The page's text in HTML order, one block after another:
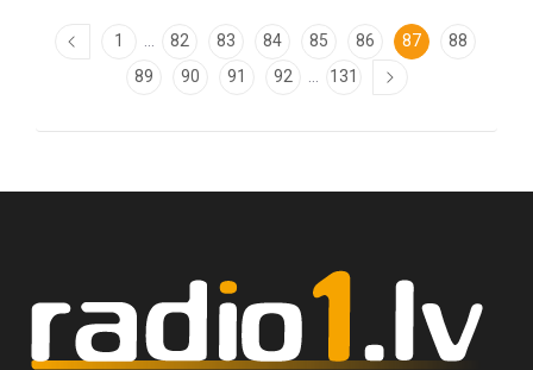
1 82 83 84 85 86 87
88
89
90 91 92 131